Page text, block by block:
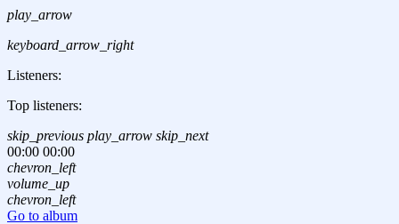
play_arrow
keyboard_arrow_right
Listeners:
Top listeners:
skip_previous play_arrow skip_next
00:00 00:00
chevron_left
volume_up
chevron_left
Go to album